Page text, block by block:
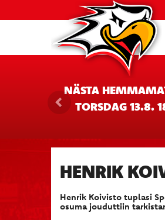
NÄSTA
TORSDAG 13.8.
HENRIK
Henrik Koivisto tuplasi
osuma jouduttiin